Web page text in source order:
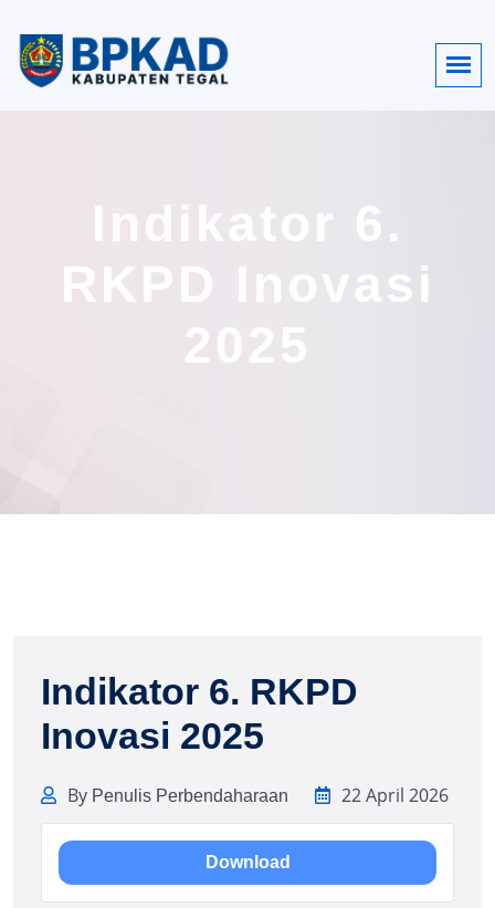
Indikator 6.
RKPD Inovasi
2025
Indikator 6. RKPD
Inovasi 2025
By Penulis Perbendaharaan 22 April 2026
Download